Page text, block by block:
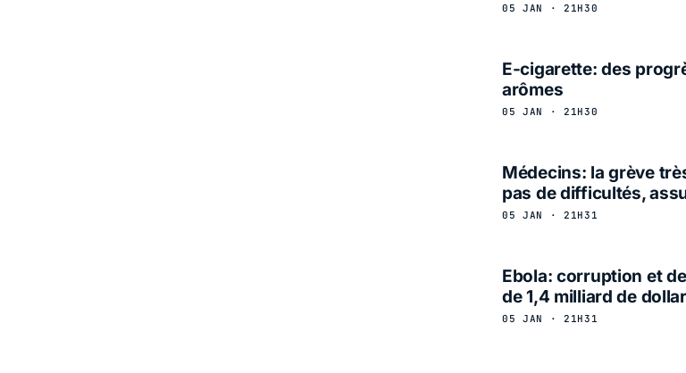
05 JAN · 21H30
E-cigarette: des
arômes
05 JAN · 21H30
Médecins: la grève
pas de difficultés,
05 JAN · 21H31
Ebola: corruption et
de 1,4 milliard de
05 JAN · 21H31